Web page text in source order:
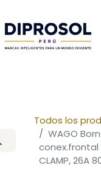
Todos los
WAGO
conex.frontal
CLAMP, 26A